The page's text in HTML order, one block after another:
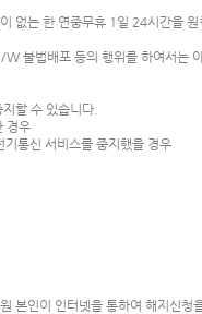
없는 한 연중무휴 1일 24시간을
불법배포 등의 행위를 하여서는
할 수 있습니다.
경우
통신 서비스를 중지했을 경우
본인이 인터넷을 통하여 해지신